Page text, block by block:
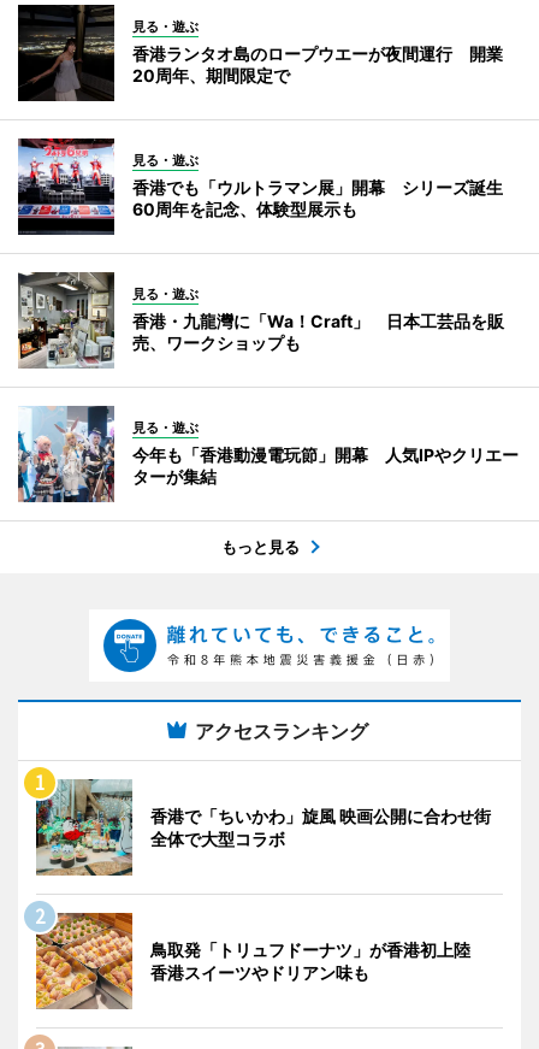
見る・遊ぶ
香港ランタオ島のロープウエーが夜間運行 開業
20周年、期間限定で
見る・遊ぶ
香港でも「ウルトラマン展」開幕 シリーズ誕生
60周年を記念、体験型展示も
見る・遊ぶ
香港・九龍灣に「Wa！Craft」 日本工芸品を販
売、ワークショップも
見る・遊ぶ
今年も「香港動漫電玩節」開幕 人気IPやクリエー
ターが集結
もっと見る
アクセスランキング
香港で「ちいかわ」旋風 映画公開に合わせ街
全体で大型コラボ
鳥取発「トリュフドーナツ」が香港初上陸
香港スイーツやドリアン味も